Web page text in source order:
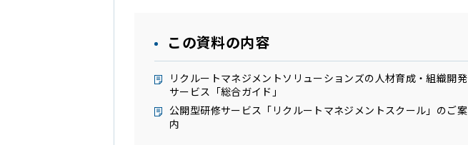
この資料の内容
リクルートマネジメントソリューションズの人材育成・組織開発
サービス「総合ガイド」
公開型研修サービス「リクルートマネジメントスクール」のご案
内